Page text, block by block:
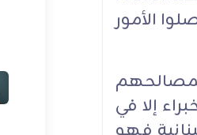
الأمور
إلا في